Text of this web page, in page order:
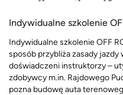
Indywidualne szkolenie
Indywidualne szkolenie OFF
sposób przybliża zasady
doświadczeni instruktorzy –
zdobywcy m.in. Rajdowego
pozna budowę auta